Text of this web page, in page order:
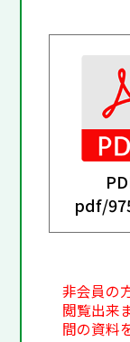
pdf/
非会員の
閲覧出来
間の資料